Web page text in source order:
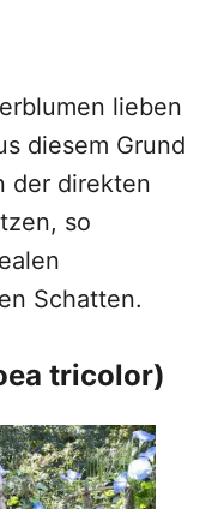
lieben
diesem Grund
der direkten
so
Schatten.
tricolor)